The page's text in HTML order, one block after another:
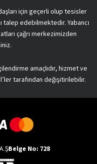
için geçerli olup tesisler
edebilmektedir. Yabancı
çağrı merkezimizden
amaçlıdır, hizmet ve
tarafından değişitirilebilir.
Belge No: 728